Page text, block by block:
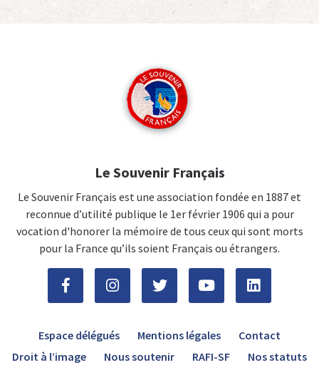
Le Souvenir Français
Le Souvenir Français est une association fondée en 1887 et
reconnue d’utilité publique le 1er février 1906 qui a pour
vocation d'honorer la mémoire de tous ceux qui sont morts
pour la France qu’ils soient Français ou étrangers.
Espace délégués Mentions légales
Contact
Droit à l’image
Nous soutenir RAFI-SF Nos statuts